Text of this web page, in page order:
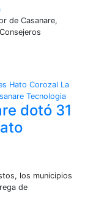
de Casanare,
Hato Corozal La
Tecnologia
dotó 31
los municipios
de